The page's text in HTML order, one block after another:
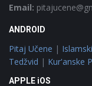
Email:
ANDROID
Pitaj Učene |
Tedžvid | Kur'anske
APPLE iOS